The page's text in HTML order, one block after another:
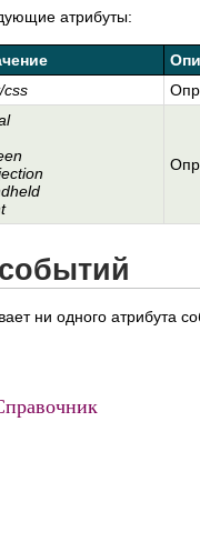
атрибуты:
css
ни одного атрибута